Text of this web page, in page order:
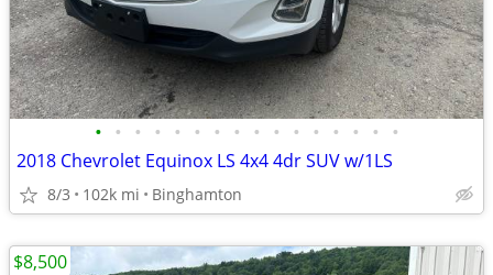
• • • • • • • • • • • • • • • •
2018 Chevrolet Equinox LS 4x4 4dr SUV w/1LS
8/3 102k mi Binghamton
$8,500